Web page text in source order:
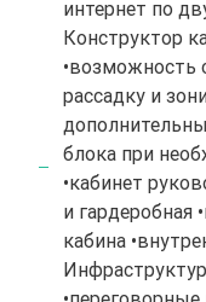
интернет по
Конструктор
•возможность
рассадку и
блока при
•кабинет
и гардеробная
кабина